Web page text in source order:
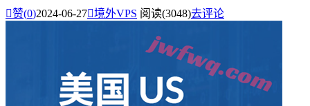
赞(0)2024-06-27境外VPS 阅读(3048)去评论